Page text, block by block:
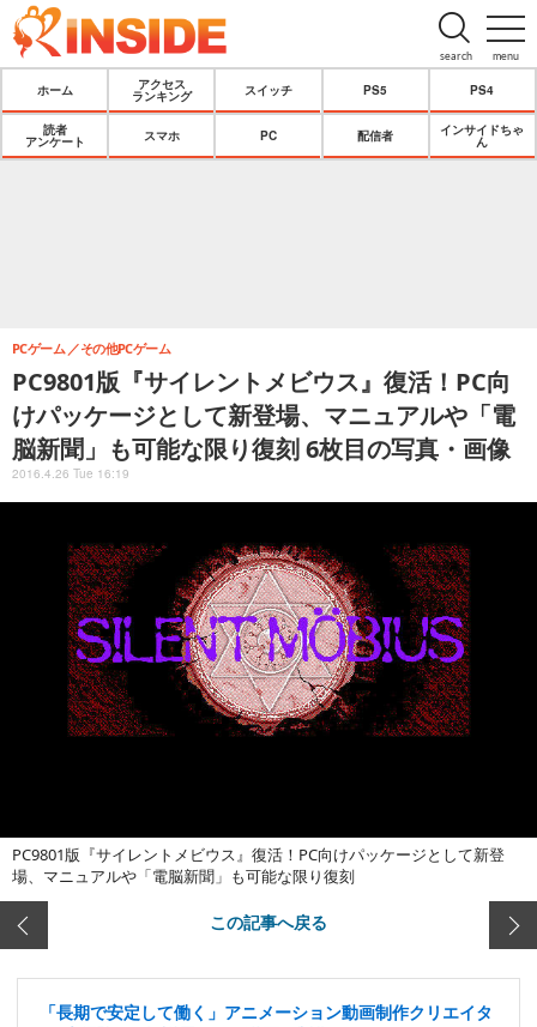
menu
search
ホーム
アクセス
ランキング
スイッチ PS5 PS4
読者
アンケート
スマホ PC 配信者
インサイドちゃ
ん
PC9801版『サイレントメビウス』復活！PC向
けパッケージとして新登場、マニュアルや「電
脳新聞」も可能な限り復刻 6枚目の写真・画像
PCゲーム その他PCゲーム
2016.4.26 Tue 16:19
PC9801版『サイレントメビウス』復活！PC向けパッケージとして新登
場、マニュアルや「電脳新聞」も可能な限り復刻
この記事へ戻る
「長期で安定して働く」アニメーション動画制作クリエイタ